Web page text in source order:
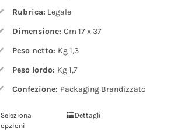
Rubrica: Legale
Dimensione: Cm 17 x 37
Peso netto: Kg 1,3
Peso lordo: Kg 1,7
Confezione: Packaging Brandizzato
Seleziona
opzioni
Dettagli